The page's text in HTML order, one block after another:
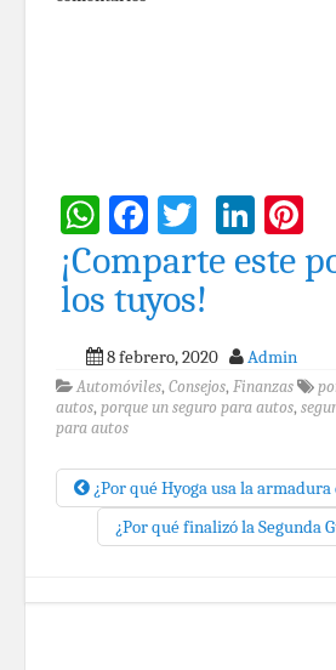
WhatsApp
Facebook
Twitter
¡Comparte este
los tuyos!
8 febrero, 2020 Admin
Automóviles, Consejos, Finanzas
autos, porque un seguro para autos,
para autos
¿Por qué Hyoga usa la armadura
¿Por qué finalizó la Segunda